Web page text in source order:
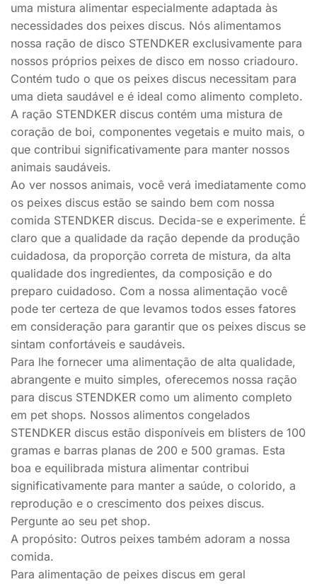
uma mistura alimentar especialmente adaptada às
necessidades dos peixes discus. Nós alimentamos
nossa ração de disco STENDKER exclusivamente para
nossos próprios peixes de disco em nosso criadouro.
Contém tudo o que os peixes discus necessitam para
uma dieta saudável e é ideal como alimento completo.
A ração STENDKER discus contém uma mistura de
coração de boi, componentes vegetais e muito mais, o
que contribui significativamente para manter nossos
animais saudáveis.
Ao ver nossos animais, você verá imediatamente como
os peixes discus estão se saindo bem com nossa
comida STENDKER discus. Decida-se e experimente. É
claro que a qualidade da ração depende da produção
cuidadosa, da proporção correta de mistura, da alta
qualidade dos ingredientes, da composição e do
preparo cuidadoso. Com a nossa alimentação você
pode ter certeza de que levamos todos esses fatores
em consideração para garantir que os peixes discus se
sintam confortáveis ​​e saudáveis.
Para lhe fornecer uma alimentação de alta qualidade,
abrangente e muito simples, oferecemos nossa ração
para discus STENDKER como um alimento completo
em pet shops. Nossos alimentos congelados
STENDKER discus estão disponíveis em blisters de 100
gramas e barras planas de 200 e 500 gramas. Esta
boa e equilibrada mistura alimentar contribui
significativamente para manter a saúde, o colorido, a
reprodução e o crescimento dos peixes discus.
Pergunte ao seu pet shop.
A propósito: Outros peixes também adoram a nossa
comida.
Para alimentação de peixes discus em geral